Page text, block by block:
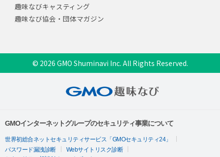
趣味なびキャスティング
趣味なび協会・団体マガジン
© 2026 GMO Shuminavi Inc. All Rights Reserved.